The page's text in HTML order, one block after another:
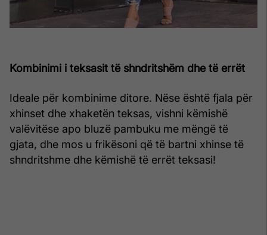
Kombinimi i teksasit të shndritshëm dhe të errët
Ideale për kombinime ditore. Nëse është fjala për
xhinset dhe xhaketën teksas, vishni këmishë
valëvitëse apo bluzë pambuku me mëngë të
gjata, dhe mos u frikësoni që të bartni xhinse të
shndritshme dhe këmishë të errët teksasi!